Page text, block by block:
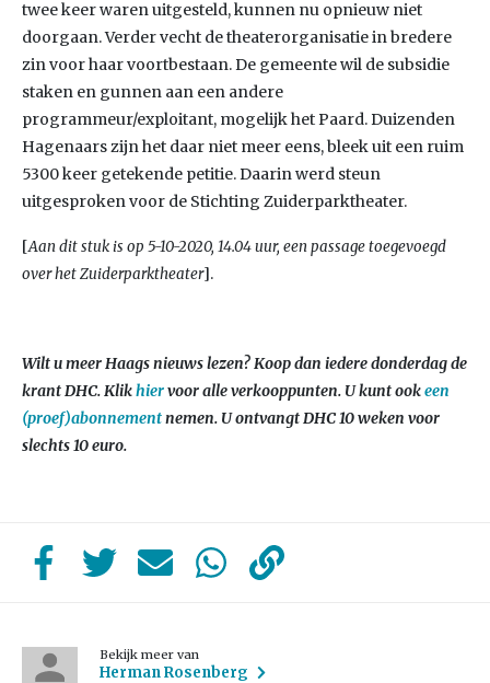
twee keer waren uitgesteld, kunnen nu opnieuw niet
doorgaan. Verder vecht de theaterorganisatie in bredere
zin voor haar voortbestaan. De gemeente wil de subsidie
staken en gunnen aan een andere
programmeur/exploitant, mogelijk het Paard. Duizenden
Hagenaars zijn het daar niet meer eens, bleek uit een ruim
5300 keer getekende petitie. Daarin werd steun
uitgesproken voor de Stichting Zuiderparktheater.
[Aan dit stuk is op 5-10-2020, 14.04 uur, een passage toegevoegd
over het Zuiderparktheater].
Wilt u meer Haags nieuws lezen? Koop dan iedere donderdag de
krant DHC. Klikhiervoor alle verkooppunten. U kunt ookeen
(proef)abonnementnemen. U ontvangt DHC 10 weken voor
slechts 10 euro.
Bekijk meer van
Herman Rosenberg